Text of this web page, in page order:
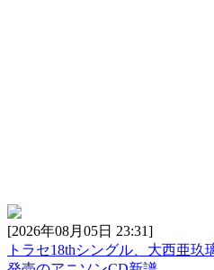
[2026年08月05日 23:31]
トラセ18thシングル、大西亜玖